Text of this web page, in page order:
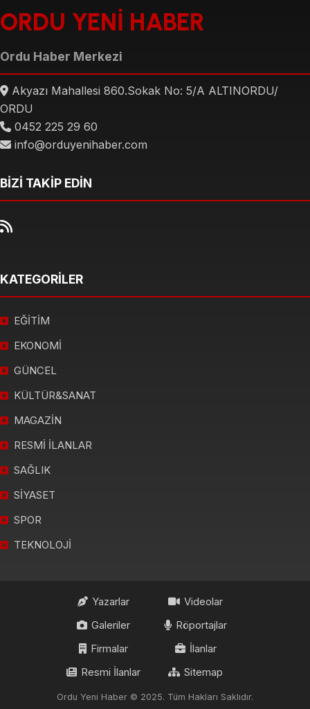
ORDU YENİ HABER
Ordu Haber Merkezi
Akyazı Mahallesi 860.Sokak No: 5/A ALTINORDU/
ORDU
0452 225 29 60
info@orduyenihaber.com
BİZİ TAKİP EDİN
KATEGORİLER
EĞİTİM
EKONOMİ
GÜNCEL
KÜLTÜR&SANAT
MAGAZİN
RESMİ İLANLAR
SAĞLIK
SİYASET
SPOR
TEKNOLOJİ
Yazarlar
Videolar
Galeriler
Röportajlar
Firmalar
İlanlar
Resmi İlanlar
Sitemap
Ordu Yeni Haber © 2025. Tüm Hakları Saklıdır.